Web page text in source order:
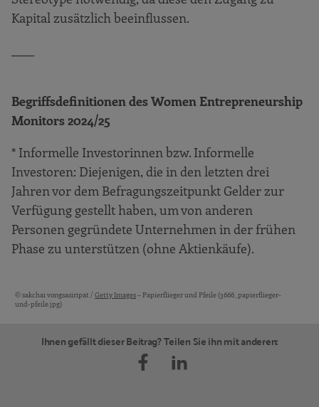
Kapital zusätzlich beeinflussen.
Begriffsdefinitionen des Women Entrepreneurship
Monitors 2024/25
* Informelle Investorinnen bzw. Informelle
Investoren: Diejenigen, die in den letzten drei
Jahren vor dem Befragungszeitpunkt Gelder zur
Verfügung gestellt haben, um von anderen
Personen gegründete Unternehmen in der frühen
Phase zu unterstützen (ohne Aktienkäufe).
Bildquellen und Copyright-Hinweise
© sakchai vongsasiripat / Getty Images– Papierflieger und Pfeile (3666_papierflieger-
und-pfeile.jpg)
Ihnen gefällt dieser Beitrag? Teilen Sie ihn mit anderen: